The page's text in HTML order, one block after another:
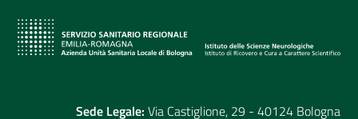
Sede Legale: Via Castiglione, 29 - 40124 Bologna